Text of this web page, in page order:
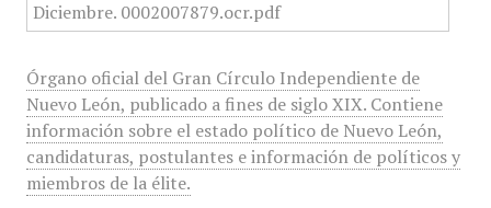
Órgano oficial del Gran Círculo Independiente de
Nuevo León, publicado a fines de siglo XIX. Contiene
información sobre el estado político de Nuevo León,
candidaturas, postulantes e información de políticos y
miembros de la élite.